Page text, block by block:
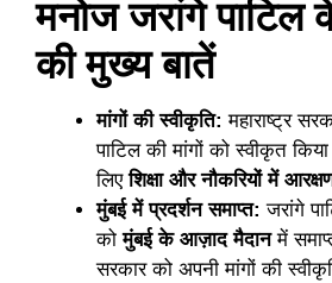
मनोज जरांगे
की मुख्य बातें
मांगों की स्वीकृति: महाराष्ट्र
पाटिल की मांगों को स्वीकृत
लिएशिक्षा और नौकरियों में
मुंबई में प्रदर्शन समाप्त: जरांगे
कोमुंबई के आज़ाद मैदानमें
सरकार को अपनी मांगों की